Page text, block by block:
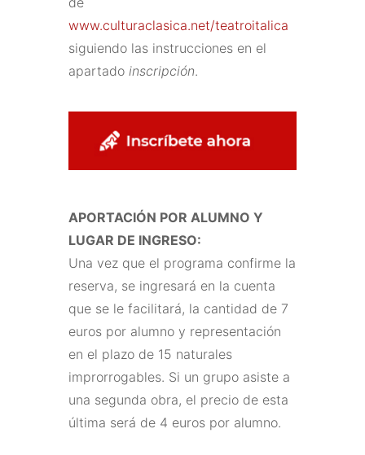
www.culturaclasica.net/teatroitalica
siguiendo las instrucciones en el
apartado inscripción.
APORTACIÓN POR ALUMNO Y
LUGAR DE INGRESO:
Una vez que el programa confirme la
reserva, se ingresará en la cuenta
que se le facilitará, la cantidad de 7
euros por alumno y representación
en el plazo de 15 naturales
improrrogables. Si un grupo asiste a
una segunda obra, el precio de esta
última será de 4 euros por alumno.